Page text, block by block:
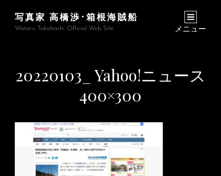
写真家 高橋渉･箱根海賊船
Wataru Takahashi Official Web Site メニュー
20220103_ Yahoo!ニュース
400×300